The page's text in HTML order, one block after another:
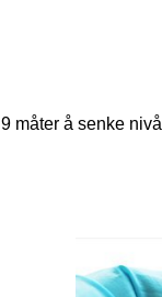
9 måter å senke